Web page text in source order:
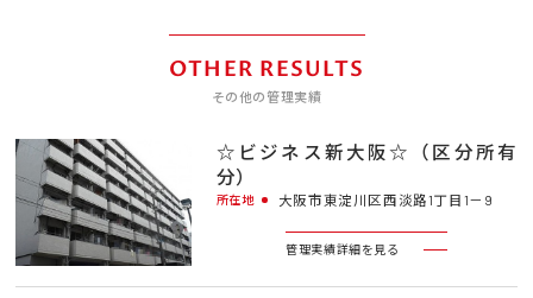
OTHER RESULTS
その他の管理実績
☆ビジネス新大阪☆（区分所有
分）
所在地 大阪市東淀川区西淡路1丁目1－9
管理実績詳細を見る